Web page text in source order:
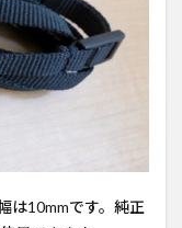
は10mmです。純正